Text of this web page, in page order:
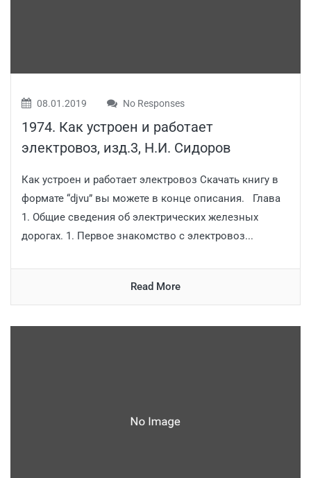
08.01.2019 No Responses
1974. Как устроен и работает
электровоз, изд.3, Н.И. Сидоров
Как устроен и работает электровоз Скачать книгу в
формате “djvu” вы можете в конце описания. Глава
1. Общие сведения об электрических железных
дорогах. 1. Первое знакомство с электровоз...
Read More